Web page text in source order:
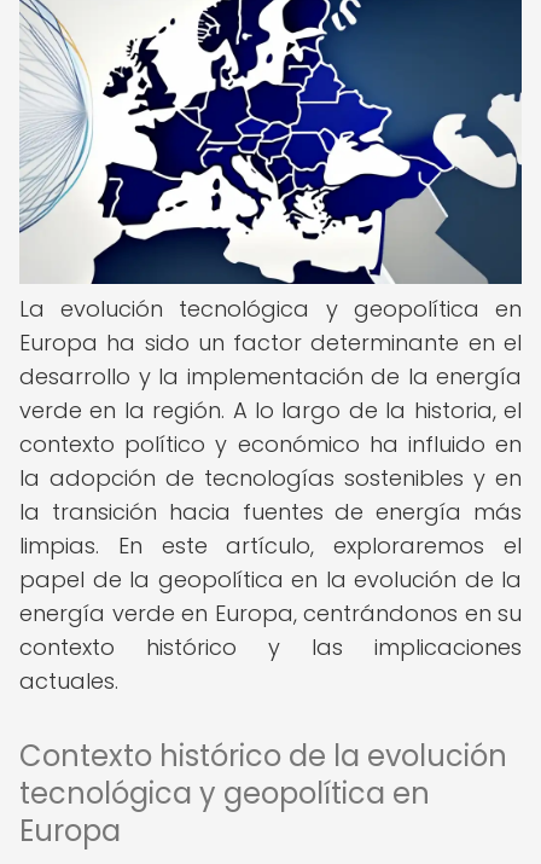
La evolución tecnológica y geopolítica en
Europa ha sido un factor determinante en el
desarrollo y la implementación de la energía
verde en la región. A lo largo de la historia, el
contexto político y económico ha influido en
la adopción de tecnologías sostenibles y en
la transición hacia fuentes de energía más
limpias. En este artículo, exploraremos el
papel de la geopolítica en la evolución de la
energía verde en Europa, centrándonos en su
contexto histórico y las implicaciones
actuales.
Contexto histórico de la evolución
tecnológica y geopolítica en
Europa